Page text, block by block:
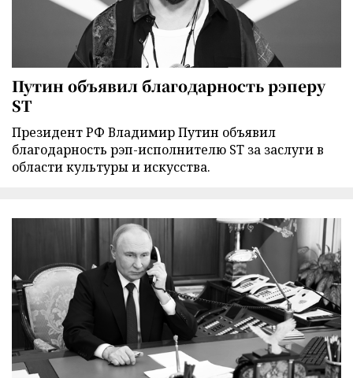
Путин объявил благодарность рэперу
ST
Президент РФ Владимир Путин объявил
благодарность рэп-исполнителю ST за заслуги в
области культуры и искусства.